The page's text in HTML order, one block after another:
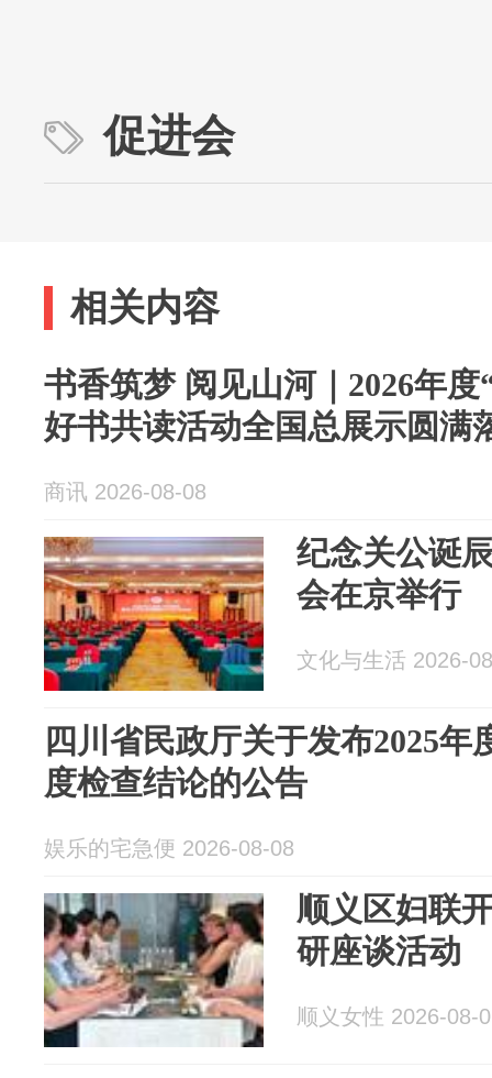
促进会
相关内容
书香筑梦 阅见山河｜2026年
好书共读活动全国总展示圆满
商讯 2026-08-08
纪念关公诞
会在京举行
文化与生活 2026-
四川省民政厅关于发布2025年
度检查结论的公告
娱乐的宅急便 2026-08-08
顺义区妇联
研座谈活动
顺义女性 2026-08-